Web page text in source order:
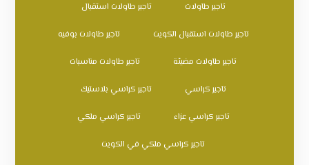
تاجير طاولات تاجير طاولات استقبال
تاجير طاولات استقبال الكويت تاجير طاولات بوفيه
تاجير طاولات مضيئة تاجير طاولات مناسبات
تاجير كراسي تاجير كراسي بلاستيك
تاجير كراسي عزاء تاجير كراسي ملكي
تاجير كراسي ملكي في الكويت